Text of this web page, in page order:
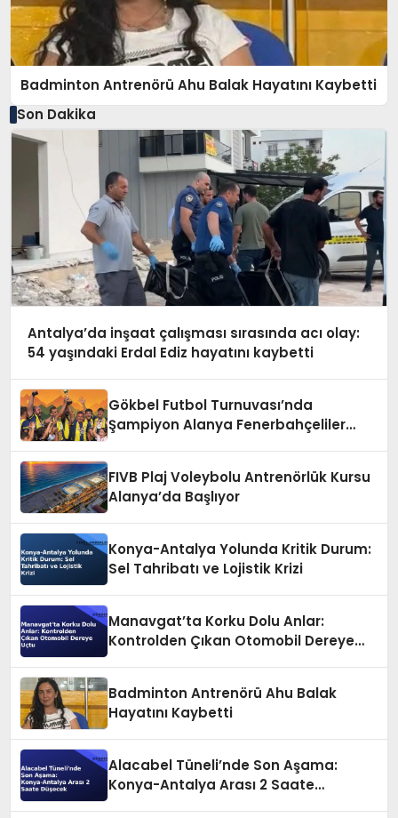
Badminton Antrenörü Ahu Balak Hayatını Kaybetti
Son Dakika
Antalya’da inşaat çalışması sırasında acı olay:
54 yaşındaki Erdal Ediz hayatını kaybetti
Gökbel Futbol Turnuvası’nda
Şampiyon Alanya Fenerbahçeliler
FIVB Plaj Voleybolu Antrenörlük Kursu
Alanya’da Başlıyor
Konya-Antalya Yolunda Kritik Durum:
Sel Tahribatı ve Lojistik Krizi
Manavgat’ta Korku Dolu Anlar:
Kontrolden Çıkan Otomobil Dereye
Badminton Antrenörü Ahu Balak
Hayatını Kaybetti
Alacabel Tüneli’nde Son Aşama:
Konya-Antalya Arası 2 Saate